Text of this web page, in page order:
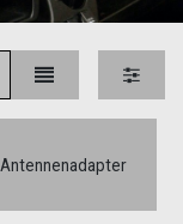
Antennenadapter